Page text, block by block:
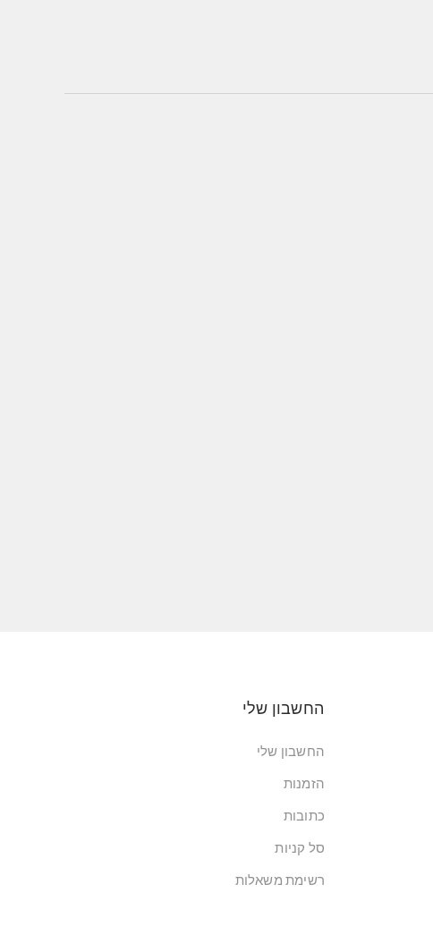
החשבון שלי
החשבון שלי
הזמנות
כתובות
סל קניות
רשימת משאלות